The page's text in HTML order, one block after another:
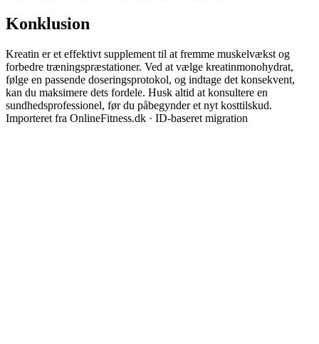
Konklusion
Kreatin er et effektivt supplement til at fremme muskelvækst og
forbedre træningspræstationer. Ved at vælge kreatinmonohydrat,
følge en passende doseringsprotokol, og indtage det konsekvent,
kan du maksimere dets fordele. Husk altid at konsultere en
sundhedsprofessionel, før du påbegynder et nyt kosttilskud.
Importeret fra OnlineFitness.dk · ID-baseret migration